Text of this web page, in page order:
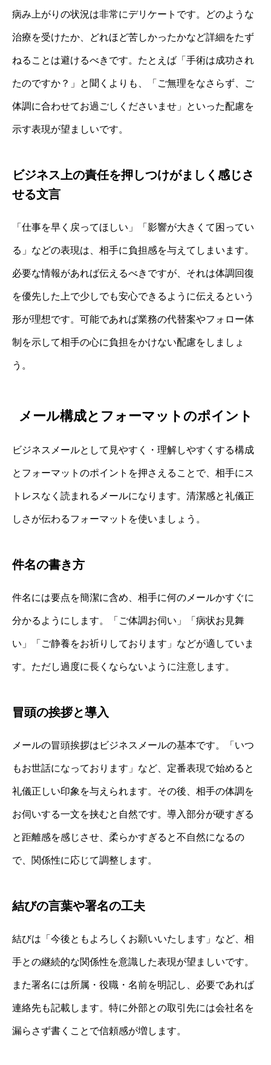
病み上がりの状況は非常にデリケートです。どのような
治療を受けたか、どれほど苦しかったかなど詳細をたず
ねることは避けるべきです。たとえば「手術は成功され
たのですか？」と聞くよりも、「ご無理をなさらず、ご
体調に合わせてお過ごしくださいませ」といった配慮を
示す表現が望ましいです。
ビジネス上の責任を押しつけがましく感じさ
せる文言
「仕事を早く戻ってほしい」「影響が大きくて困ってい
る」などの表現は、相手に負担感を与えてしまいます。
必要な情報があれば伝えるべきですが、それは体調回復
を優先した上で少しでも安心できるように伝えるという
形が理想です。可能であれば業務の代替案やフォロー体
制を示して相手の心に負担をかけない配慮をしましょ
う。
メール構成とフォーマットのポイント
ビジネスメールとして見やすく・理解しやすくする構成
とフォーマットのポイントを押さえることで、相手にス
トレスなく読まれるメールになります。清潔感と礼儀正
しさが伝わるフォーマットを使いましょう。
件名の書き方
件名には要点を簡潔に含め、相手に何のメールかすぐに
分かるようにします。「ご体調お伺い」「病状お見舞
い」「ご静養をお祈りしております」などが適していま
す。ただし過度に長くならないように注意します。
冒頭の挨拶と導入
メールの冒頭挨拶はビジネスメールの基本です。「いつ
もお世話になっております」など、定番表現で始めると
礼儀正しい印象を与えられます。その後、相手の体調を
お伺いする一文を挟むと自然です。導入部分が硬すぎる
と距離感を感じさせ、柔らかすぎると不自然になるの
で、関係性に応じて調整します。
結びの言葉や署名の工夫
結びは「今後ともよろしくお願いいたします」など、相
手との継続的な関係性を意識した表現が望ましいです。
また署名には所属・役職・名前を明記し、必要であれば
連絡先も記載します。特に外部との取引先には会社名を
漏らさず書くことで信頼感が増します。